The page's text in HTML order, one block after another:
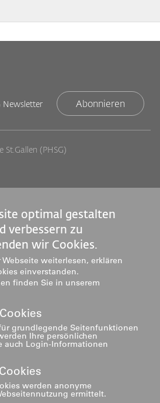
Newsletter Abonnieren
St.Gallen (PHSG)
Footer
rechts
Studium
Weiterbildung
Forschung & Entwicklung
Dienstleistung
Institute
Über uns
optimal gestalten
verbessern zu
wir Cookies.
weiterlesen, erklären
einverstanden.
finden Sie in unserem
grundlegende Seitenfunktionen
Ihre persönlichen
auch Login-Informationen
werden anonyme
ermittelt.